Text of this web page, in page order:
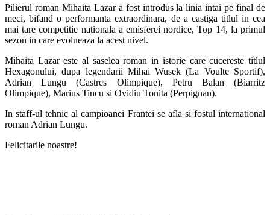
Pilierul roman Mihaita Lazar a fost introdus la linia intai pe final de
meci, bifand o performanta extraordinara, de a castiga titlul in cea
mai tare competitie nationala a emisferei nordice, Top 14, la primul
sezon in care evolueaza la acest nivel.
Mihaita Lazar este al saselea roman in istorie care cucereste titlul
Hexagonului, dupa legendarii Mihai Wusek (La Voulte Sportif),
Adrian Lungu (Castres Olimpique), Petru Balan (Biarritz
Olimpique), Marius Tincu si Ovidiu Tonita (Perpignan).
In staff-ul tehnic al campioanei Frantei se afla si fostul international
roman Adrian Lungu.
Felicitarile noastre!